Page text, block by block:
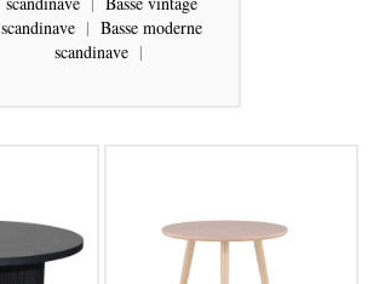
scandinave | Basse moderne
scandinave |